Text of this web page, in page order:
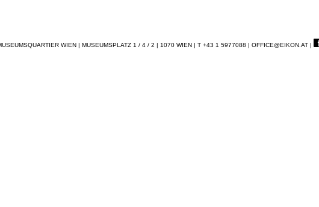
WIEN | MUSEUMSPLATZ 1 / 4 / 2 | 1070 WIEN | T +43 1 5977088 | OFFICE@EIKON.AT |